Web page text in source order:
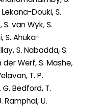
Douki, S.
van Wyk, S.
S. Ahuka-
S. Nabadda, S.
der Werf, S. Mashe,
T. P.
Bedford, T.
Ramphal, U.